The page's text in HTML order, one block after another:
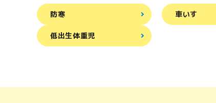
防寒 車いす
低出生体重児